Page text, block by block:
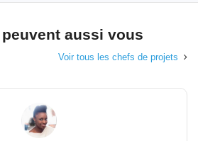
aussi vous
Voir tous les chefs de projets